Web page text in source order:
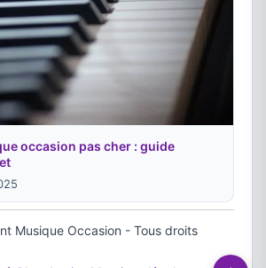
occasion pas cher : guide
Musique Occasion - Tous droits